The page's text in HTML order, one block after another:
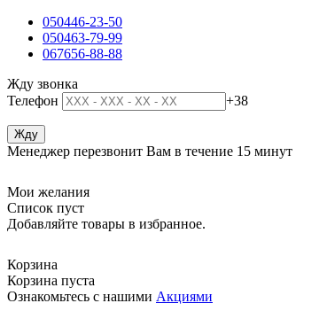
050446-23-50
050463-79-99
067656-88-88
Жду звонка
Телефон
+38
Менеджер перезвонит Вам в течение 15 минут
Мои желания
Список пуст
Добавляйте товары в избранное.
Корзина
Корзина пуста
Ознакомьтесь с нашими Акциями